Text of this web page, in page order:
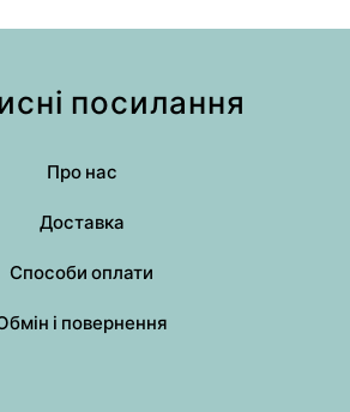
посилання
Про нас
Доставка
Способи оплати
і повернення